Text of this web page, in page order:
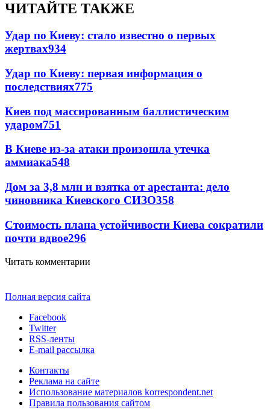
ЧИТАЙТЕ ТАКЖЕ
Удар по Киеву: стало известно о первых
жертвах934
Удар по Киеву: первая информация о
последствиях775
Киев под массированным баллистическим
ударом751
В Киеве из-за атаки произошла утечка
аммиака548
Дом за 3,8 млн и взятка от арестанта: дело
чиновника Киевского СИЗО358
Стоимость плана устойчивости Киева сократили
почти вдвое296
Читать комментарии
Полная версия сайта
Facebook
Twitter
RSS-ленты
E-mail рассылка
Контакты
Реклама на сайте
Использование материалов korrespondent.net
Правила пользования сайтом